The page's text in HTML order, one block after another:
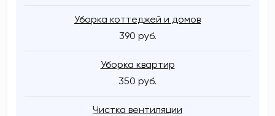
Уборка коттеджей и домов
390 руб.
Уборка квартир
350 руб.
Чистка вентиляции